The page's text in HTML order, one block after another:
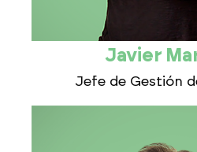
Javier
Jefe de Gestión